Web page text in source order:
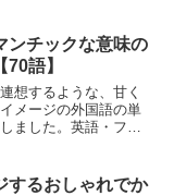
ンチックな意味の
語】
想するような、甘く
メージの外国語の単
ました。英語・フラ
するおしゃれでか